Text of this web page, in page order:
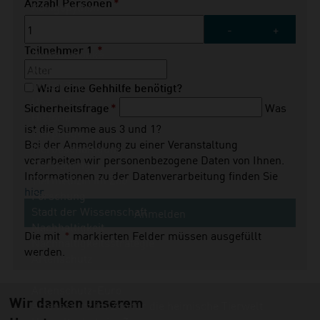
Königspython
Rotbauchunke
Unser Zoo
Unser Team
Historie
Tierpflege
Tierbeschäftigung
Tiertraining
Tiermedizin im Zoo
Forschung
Nachhaltigkeitsstrategie
Artenschutz
Artenschutz im Zoo für die heimische Tierwelt
Pflichtfeld
Anzahl Personen *
- +
Teilnehmer 1 *
Wird eine Gehhilfe benötigt?
Pflichtfeld
Sicherheitsfrage *
Was
ist die Summe aus 3 und 1?
Bei der Anmeldung zu einer Veranstaltung
verarbeiten wir personenbezogene Daten von Ihnen.
Informationen zu der Datenverarbeitung finden Sie
hier.
Die mit * markierten Felder müssen ausgefüllt
werden.
Wir danken unserem